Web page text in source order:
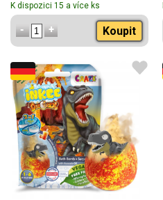
K dispozici 15 a více ks
Koupit